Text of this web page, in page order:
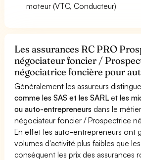
moteur (VTC, Conducteur)
Les assurances RC PRO
négociateur foncier /
négociatrice foncière pour
Généralement les assureurs
comme les SAS et les SARL etles
ou auto-entrepreneurs dans le
négociateur foncier / Prospectrice
En effet les auto-entrepreneurs ont
volumes d'activité plus faibles que
conséquent les prix des assurances